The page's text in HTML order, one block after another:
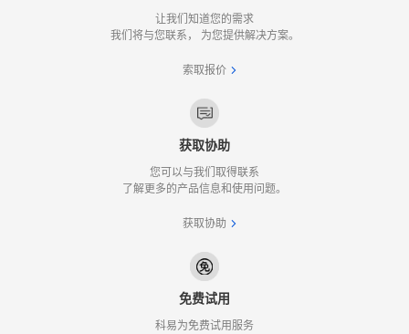
让我们知道您的需求
我们将与您联系， 为您提供解决方案。
索取报价
获取协助
您可以与我们取得联系
了解更多的产品信息和使用问题。
获取协助
免费试用
科易为免费试用服务